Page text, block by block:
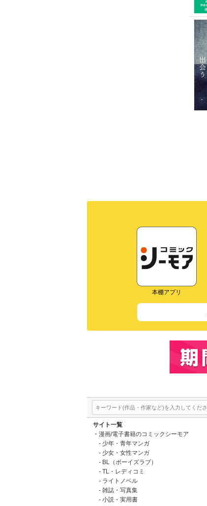
本棚アプリ
サイト一覧
漫画/電子書籍のコミックシーモア
少年・青年マンガ
少女・女性マンガ
BL（ボーイズラブ）
TL・レディコミ
ライトノベル
雑誌・写真集
小説・実用書